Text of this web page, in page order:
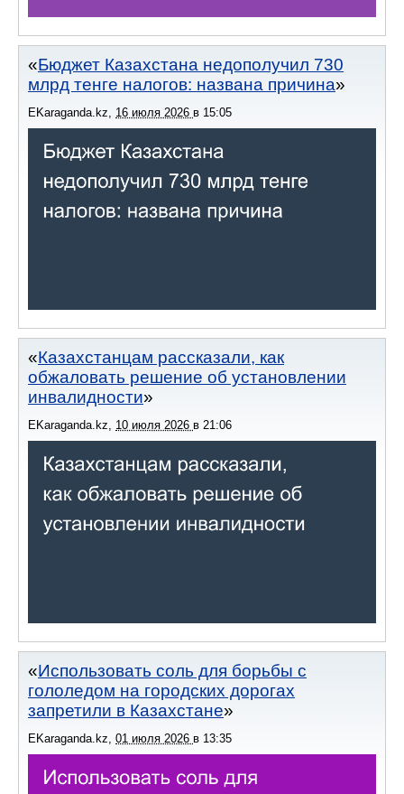
Бюджет Казахстана недополучил 730
млрд тенге налогов: названа причина
EKaraganda.kz 16 июля 2026 в 15:05
Казахстанцам рассказали, как
обжаловать решение об установлении
инвалидности
EKaraganda.kz, 10 июля 2026 в 21:06
Использовать соль для борьбы с
гололедом на городских дорогах
запретили в Казахстане
EKaraganda.kz, 01 июля 2026 в 13:35